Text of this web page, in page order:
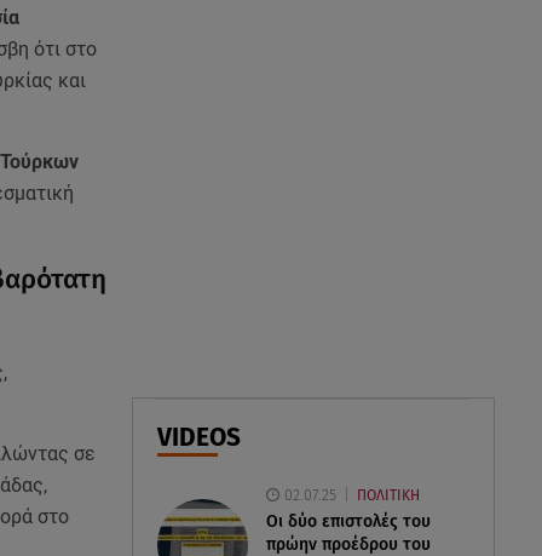
από τη Disneyland
06.08.26 , 12:08
Δεκαπενταύγουστος: Δείτε πόσα
χρήματα δικαιούστε αν
VIDEOS
02.07.25 ΠΟΛΙΤΙΚΗ
Οι δύο επιστολές του
πρώην προέδρου του
ότι στο
και
σε
στο